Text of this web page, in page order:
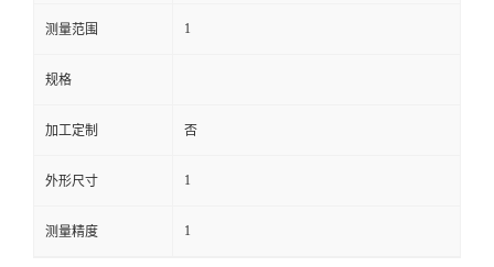
测量范围 1
规格
加工定制 否
外形尺寸 1
测量精度 1